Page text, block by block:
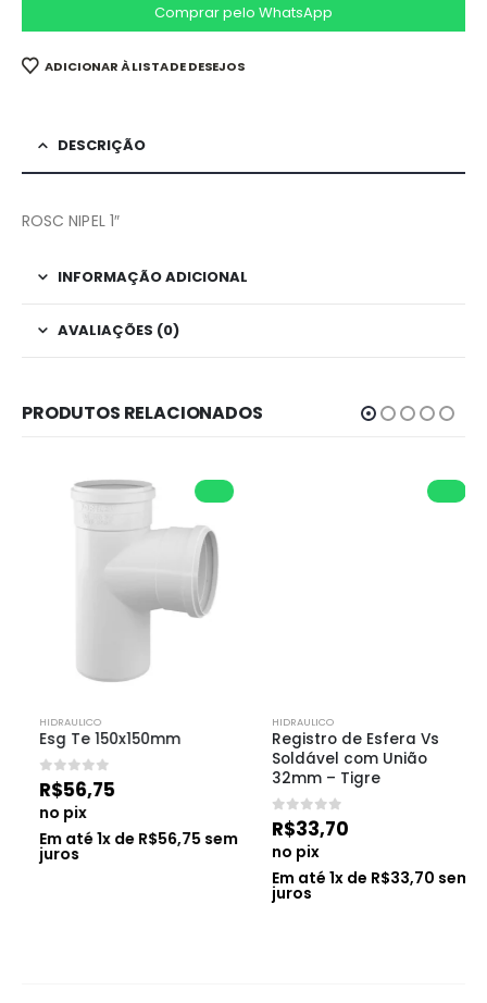
Comprar pelo WhatsApp
ADICIONAR À LISTA DE DESEJOS
DESCRIÇÃO
ROSC NIPEL 1″
INFORMAÇÃO ADICIONAL
AVALIAÇÕES (0)
PRODUTOS RELACIONADOS
HIDRAULICO
Esg Te 150x150mm
de 5
R$56,75
no pix
Em até1x deR$56,75sem
juros
HIDRAULICO
Registro de Esfera Vs
Soldável com União
32mm – Tigre
de 5
R$33,70
no pix
Em até1x deR$33,70sem
juros